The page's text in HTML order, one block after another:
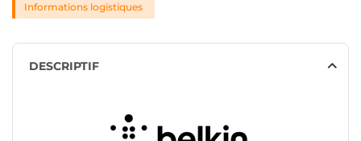
Informations logistiques
DESCRIPTIF